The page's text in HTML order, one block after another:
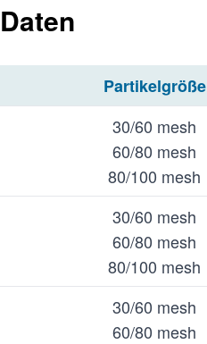
Partikelgröße
30/60 mesh
60/80 mesh
80/100 mesh
30/60 mesh
60/80 mesh
80/100 mesh
30/60 mesh
60/80 mesh